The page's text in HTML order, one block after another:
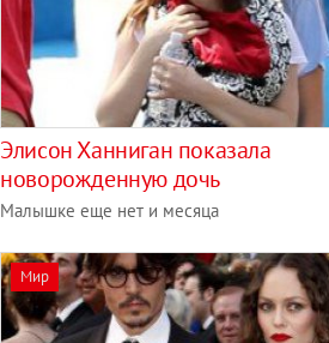
Элисон Ханниган показала
новорожденную дочь
Малышке еще нет и месяца
Мир